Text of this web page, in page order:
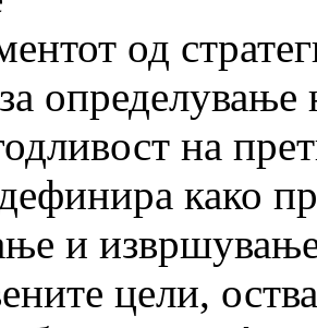
од
определување
на
како
и
цели,